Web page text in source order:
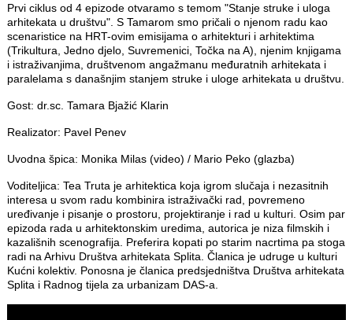
Prvi ciklus od 4 epizode otvaramo s temom "Stanje struke i uloga
arhitekata u društvu". S Tamarom smo pričali o njenom radu kao
scenaristice na HRT-ovim emisijama o arhitekturi i arhitektima
(Trikultura, Jedno djelo, Suvremenici, Točka na A), njenim knjigama
i istraživanjima, društvenom angažmanu međuratnih arhitekata i
paralelama s današnjim stanjem struke i uloge arhitekata u društvu.
Gost: dr.sc. Tamara Bjažić Klarin
Realizator: Pavel Penev
Uvodna špica: Monika Milas (video) / Mario Peko (glazba)
Voditeljica: Tea Truta je arhitektica koja igrom slučaja i nezasitnih
interesa u svom radu kombinira istraživački rad, povremeno
uređivanje i pisanje o prostoru, projektiranje i rad u kulturi. Osim par
epizoda rada u arhitektonskim uredima, autorica je niza filmskih i
kazališnih scenografija. Preferira kopati po starim nacrtima pa stoga
radi na Arhivu Društva arhitekata Splita. Članica je udruge u kulturi
Kućni kolektiv. Ponosna je članica predsjedništva Društva arhitekata
Splita i Radnog tijela za urbanizam DAS-a.